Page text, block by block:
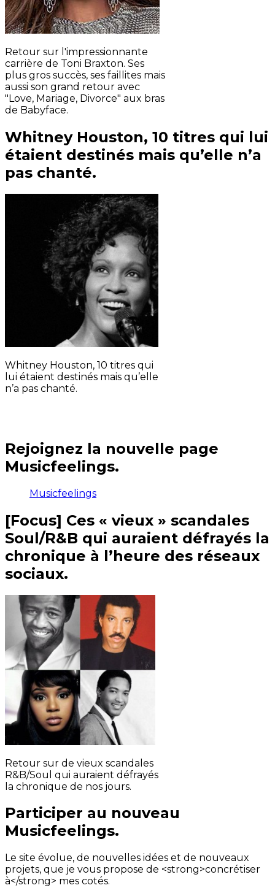
Retour sur l'impressionnante
carrière de Toni Braxton. Ses
plus gros succès, ses faillites mais
aussi son grand retour avec
"Love, Mariage, Divorce" aux bras
de Babyface.
Whitney Houston, 10 titres qui lui
étaient destinés mais qu’elle n’a
pas chanté.
Whitney Houston, 10 titres qui
lui étaient destinés mais qu’elle
n’a pas chanté.
Rejoignez la nouvelle page
Musicfeelings.
Musicfeelings
[Focus] Ces « vieux » scandales
Soul/R&B qui auraient défrayés la
chronique à l’heure des réseaux
sociaux.
Retour sur de vieux scandales
R&B/Soul qui auraient défrayés
la chronique de nos jours.
Participer au nouveau
Musicfeelings.
Le site évolue, de nouvelles idées et de nouveaux
projets, que je vous propose de <strong>concrétiser
à</strong> mes cotés.